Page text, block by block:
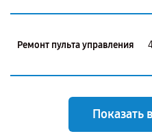
Ремонт пульта управления
Показать